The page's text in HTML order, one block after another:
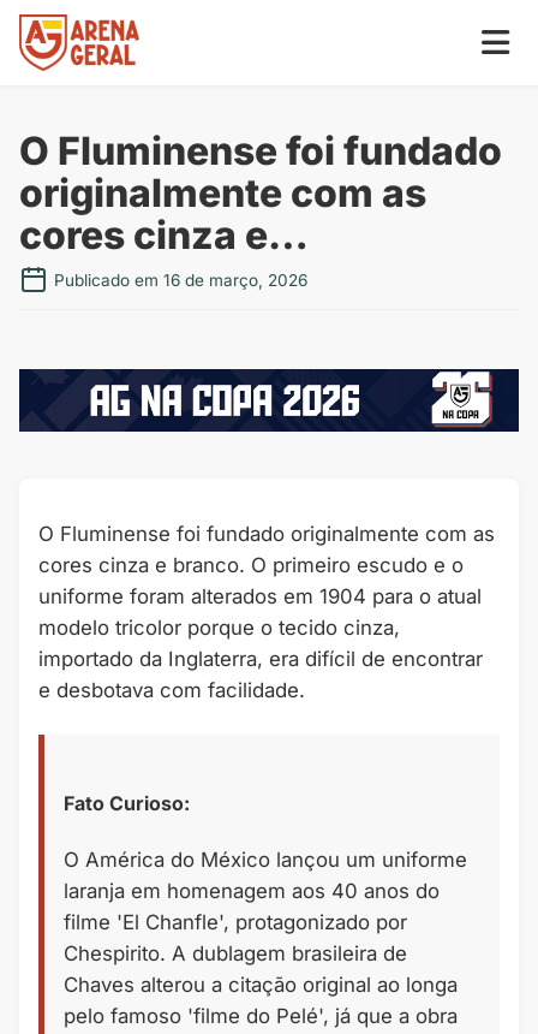
O Fluminense foi fundado
originalmente com as
cores cinza e…
Publicado em 16 de março, 2026
O Fluminense foi fundado originalmente com as
cores cinza e branco. O primeiro escudo e o
uniforme foram alterados em 1904 para o atual
modelo tricolor porque o tecido cinza,
importado da Inglaterra, era difícil de encontrar
e desbotava com facilidade.
Fato Curioso:
O América do México lançou um uniforme
laranja em homenagem aos 40 anos do
filme 'El Chanfle', protagonizado por
Chespirito. A dublagem brasileira de
Chaves alterou a citação original ao longa
pelo famoso 'filme do Pelé', já que a obra